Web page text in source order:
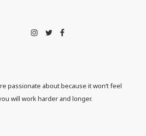
passionate about because it won’t feel
will work harder and longer.